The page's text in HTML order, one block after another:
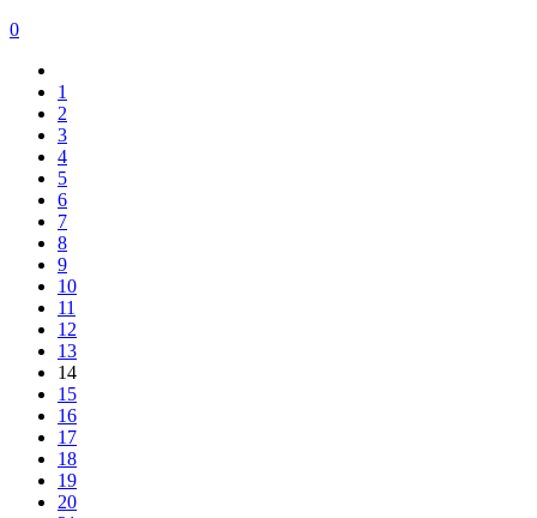
0
1
2
3
4
5
6
7
8
9
10
11
12
13
14
15
16
17
18
19
20